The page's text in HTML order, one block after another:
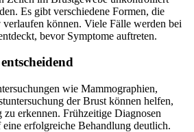
Es gibt verschiedene Formen, die
verlaufen können. Viele Fälle werden bei
bevor Symptome auftreten.
wie Mammographien,
der Brust können helfen,
erkennen. Frühzeitige Diagnosen
erfolgreiche Behandlung deutlich.